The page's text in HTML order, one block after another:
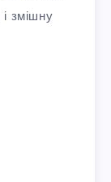
змішну